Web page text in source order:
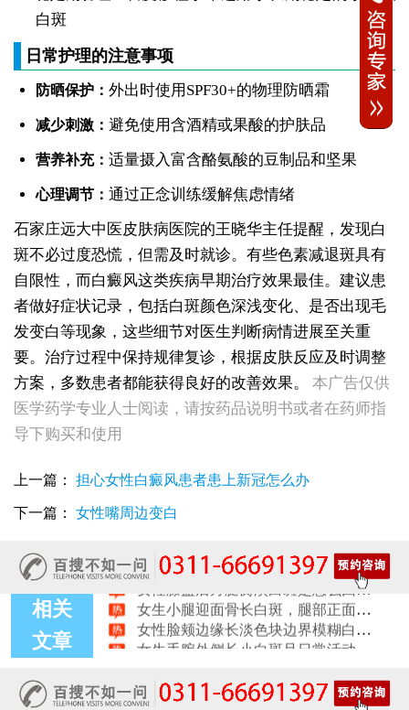
白斑
日常护理的注意事项
防晒保护： 外出时使用SPF30+的物理防晒霜
减少刺激： 避免使用含酒精或果酸的护肤品
营养补充： 适量摄入富含酪氨酸的豆制品和坚果
心理调节： 通过正念训练缓解焦虑情绪
石家庄远大中医皮肤病医院的王晓华主任提醒，发现白
斑不必过度恐慌，但需及时就诊。有些色素减退斑具有
自限性，而白癜风这类疾病早期治疗效果最佳。建议患
者做好症状记录，包括白斑颜色深浅变化、是否出现毛
发变白等现象，这些细节对医生判断病情进展至关重
要。治疗过程中保持规律复诊，根据皮肤反应及时调整
方案，多数患者都能获得良好的改善效果。
本广告仅供
医学药学专业人士阅读，请按药品说明书或者在药师指
导下购买和使用
上一篇： 担心女性白癜风患者患上新冠怎么办
下一篇： 女性嘴周边变白
相关
文章
女性后背腰窝长小白点凹陷处色素变淡，是白癜风早期症状吗
女生脚踝骨节凸起处长白斑 脱色原因与应对方法
女性小腿冒出小白点，浅色斑点是白癜风吗
女性尾椎骨白斑是白癜风吗后背浅色皮损判断
女生腰窝长白斑凹陷脱色 警惕白癜风迹象
眼角细小白点、眼周浅色斑块，严重吗
女生鼻翼下方长淡白斑怎么回事？鼻下皮肤发白原因详解
女性膝盖后方腿窝淡白斑是怎么回事 隐蔽处白斑咨询
女性脸颊边缘长淡色块边界模糊白斑是怎么回事
女生手腕外侧长小白斑且日常活动发白，警惕白癜风信号
女生后腰中间长淡色斑腰部正中发白要紧吗